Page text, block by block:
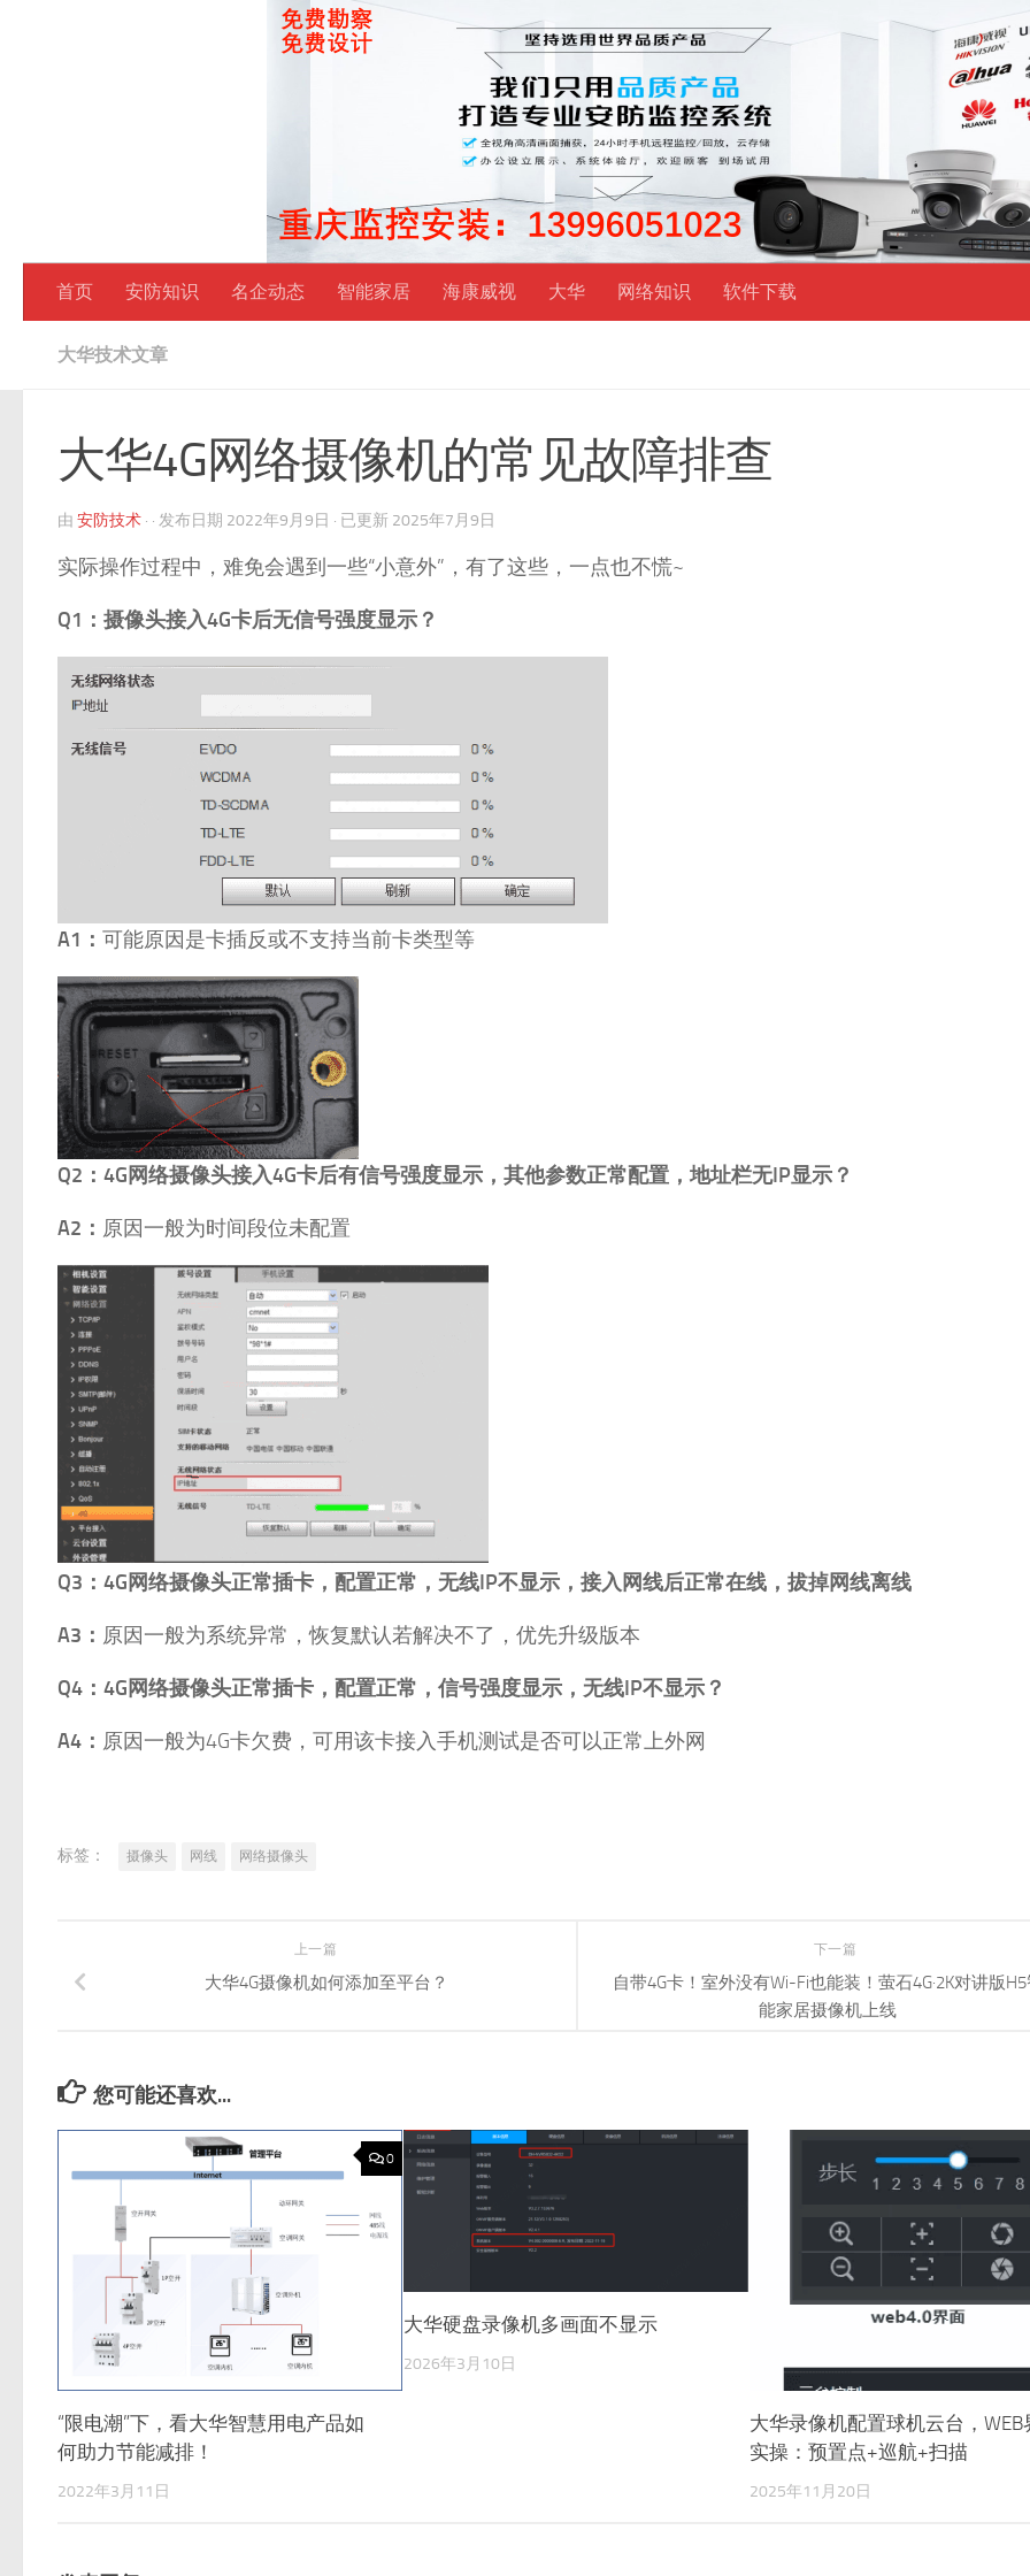
首页 安防知识 名企动态 智能家居 海康威视 大华 网络知识 软件下载
大华技术文章
大华4G网络摄像机的常见故障排查
由 安防技术 · · 发布日期 2022年9月9日 · 已更新 2025年7月9日
实际操作过程中，难免会遇到一些“小意外”，有了这些，一点也不慌~
Q1：摄像头接入4G卡后无信号强度显示？
A1： 可能原因是卡插反或不支持当前卡类型等
Q2： 4G网络摄像头接入4G卡后有信号强度显示，其他参数正常配置，地址栏无IP显示？
A2： 原因一般为时间段位未配置
Q3： 4G网络摄像头正常插卡，配置正常，无线IP不显示，接入网线后正常在线，拔掉网线离线
A3： 原因一般为系统异常，恢复默认若解决不了，优先升级版本
Q4： 4G网络摄像头正常插卡，配置正常，信号强度显示，无线IP不显示？
A4： 原因一般为4G卡欠费，可用该卡接入手机测试是否可以正常上外网
标签： 摄像头 网线 网络摄像头
下一篇
自带4G卡！室外没有Wi-Fi也能装！萤石4G·2K对讲版
能家居摄像机上线
上一篇
大华4G摄像机如何添加至平台？
您可能还喜欢...
0
“限电潮”下，看大华智慧用电产品如
何助力节能减排！
2022年3月11日
大华硬盘录像机多画面不显示
2026年3月10日
大华录像机配置球机云台，WEB
实操：预置点+巡航+扫描
2025年11月20日